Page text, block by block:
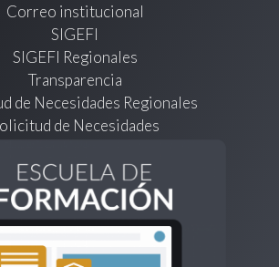
Correo institucional
SIGEFI
SIGEFI Regionales
Transparencia
de Necesidades Regionales
de Necesidades